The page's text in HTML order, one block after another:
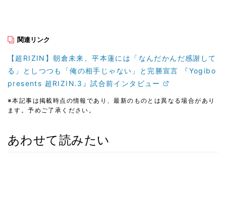
関連リンク
【超RIZIN】朝倉未来、平本蓮には「なんだかんだ感謝して
る」としつつも「俺の相手じゃない」と完勝宣言 『Yogibo
presents 超RIZIN.3』試合前インタビュー
※本記事は掲載時点の情報であり、最新のものとは異なる場合があり
ます。予めご了承ください。
あわせて読みたい